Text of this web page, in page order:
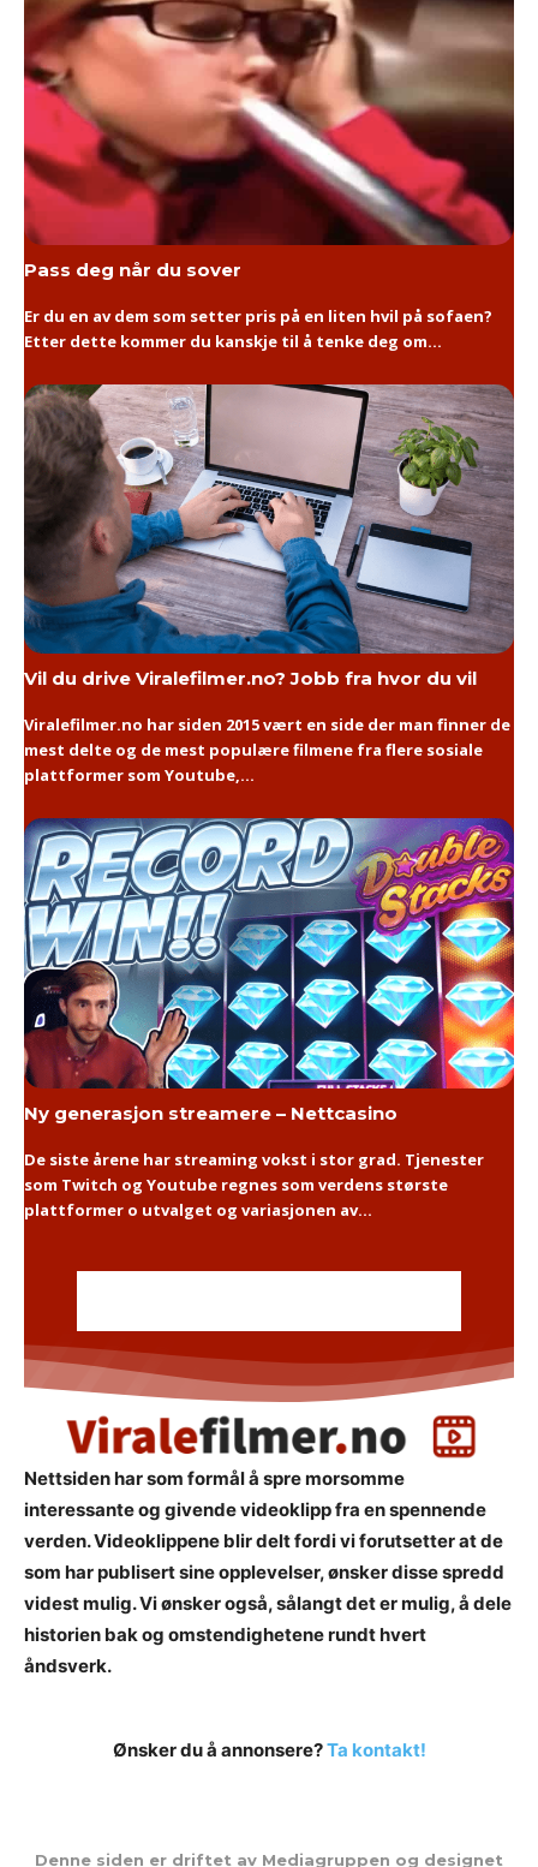
Pass deg når du sover
Er du en av dem som setter pris på en liten hvil på sofaen?
Etter dette kommer du kanskje til å tenke deg om...
Vil du drive Viralefilmer.no? Jobb fra hvor du vil
Viralefilmer.no har siden 2015 vært en side der man finner de
mest delte og de mest populære filmene fra flere sosiale
plattformer som Youtube,...
Ny generasjon streamere – Nettcasino
De siste årene har streaming vokst i stor grad. Tjenester
som Twitch og Youtube regnes som verdens største
plattformer o utvalget og variasjonen av...
Nettsiden har som formål å spre morsomme
interessante og givende videoklipp fra en spennende
verden. Videoklippene blir delt fordi vi forutsetter at de
som har publisert sine opplevelser, ønsker disse spredd
videst mulig. Vi ønsker også, sålangt det er mulig, å dele
historien bak og omstendighetene rundt hvert
åndsverk.
Ønsker du å annonsere?Ta kontakt!
Denne siden er driftet av Mediagruppen og designet